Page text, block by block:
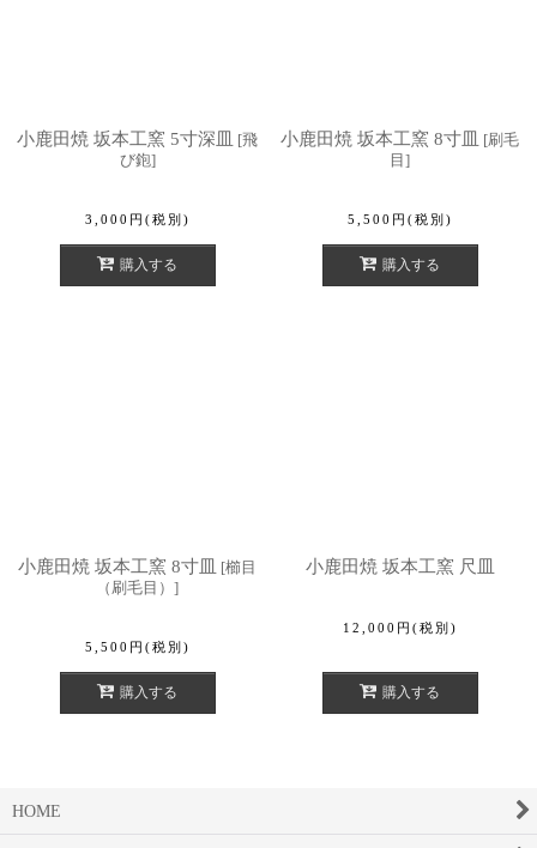
小鹿田焼 坂本工窯 5寸深皿 [飛
び鉋]
3,000 円 (税別)
購入する
小鹿田焼 坂本工窯 8寸皿 [刷毛
目]
5,500 円 (税別)
購入する
小鹿田焼 坂本工窯 8寸皿 [櫛目
（刷毛目） ]
5,500 円 (税別)
購入する
小鹿田焼 坂本工窯 尺皿
12,000 円 (税別)
購入する
HOME